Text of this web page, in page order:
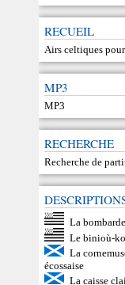
RECUEIL
Airs celtiques
MP3
MP3
RECHERCHE
Recherche de
La bombarde
Le binioù-
La
écossaise
La caisse